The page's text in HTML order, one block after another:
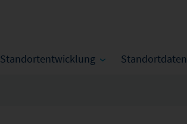
Standortentwicklung Standortdaten